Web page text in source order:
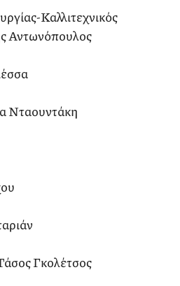
Καλλιτεχνικός
Αντωνόπουλος
Νταουντάκη
Γκολέτσος